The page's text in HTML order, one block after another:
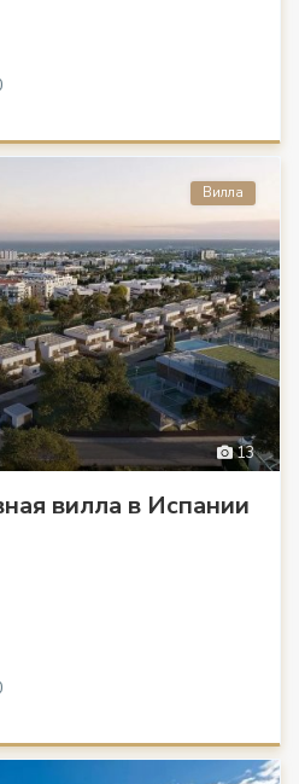
13
Вилла
вилла в Испании